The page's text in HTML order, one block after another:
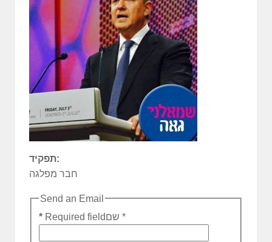
תפקיד:
חבר מפלגה
Send an Email
* Required fieldשם *